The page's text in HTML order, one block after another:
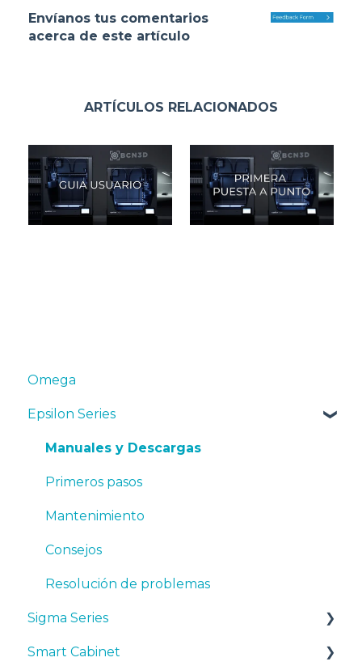
Envíanos tus comentarios
acerca de este artículo
ARTÍCULOS RELACIONADOS
Omega
Epsilon Series
Manuales y Descargas
Primeros pasos
Mantenimiento
Consejos
Resolución de problemas
Sigma Series
Manuales y descargas
Smart Cabinet